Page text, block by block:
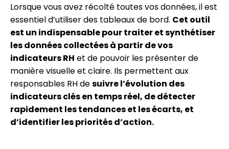
Lorsque vous avez récolté toutes vos données, il est
essentiel d’utiliser des tableaux de bord. Cet outil
est un indispensable pour traiter et synthétiser
les données collectées à partir de vos
indicateurs RH et de pouvoir les présenter de
manière visuelle et claire. Ils permettent aux
responsables RH desuivre l’évolution des
indicateurs clés en temps réel, de détecter
rapidement les tendances et les écarts, et
d’identifier les priorités d’action.